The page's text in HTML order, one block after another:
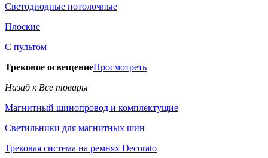
Светодиодные потолочные
Плоские
С пультом
Трековое освещениеПросмотреть
Назад к Все товары
Магнитный шинопровод и комплектущие
Светильники для магнитных шин
Трековая система на ремнях Decorato